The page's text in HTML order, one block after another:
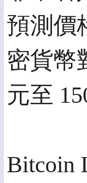
預測價
密貨幣
元至
Bitcoin